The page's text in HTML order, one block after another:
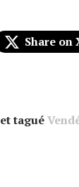
Share on
et tagué